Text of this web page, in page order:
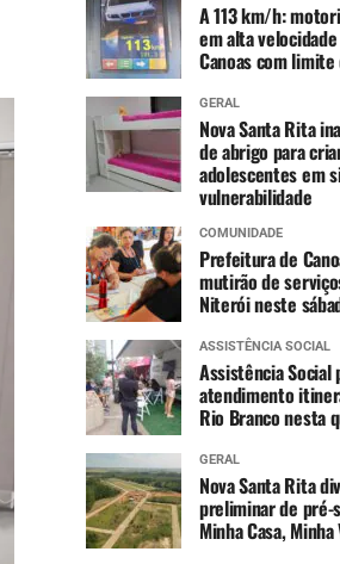
A 113 km/h:
em alta
Canoas com
GERAL
Nova Santa Rita
de abrigo para
adolescentes em
vulnerabilidade
COMUNIDADE
Prefeitura de
mutirão de
Niterói neste
ASSISTÊNCIA SOCIAL
Assistência Social
atendimento
Rio Branco nesta
GERAL
Nova Santa Rita
preliminar de pré-
Minha Casa, Minha